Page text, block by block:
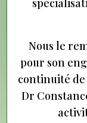
Des
Gingivite
réversible
Parodontite
Nous le
pour son
continuité de
Dr